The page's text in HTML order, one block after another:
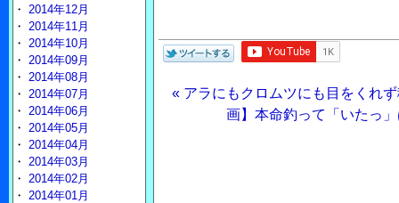
« アラにもクロムツにも目をくれず
画】本命釣って「いたっ
・ 2014年12月
・ 2014年11月
・ 2014年10月
・ 2014年09月
・ 2014年08月
・ 2014年07月
・ 2014年06月
・ 2014年05月
・ 2014年04月
・ 2014年03月
・ 2014年02月
・ 2014年01月